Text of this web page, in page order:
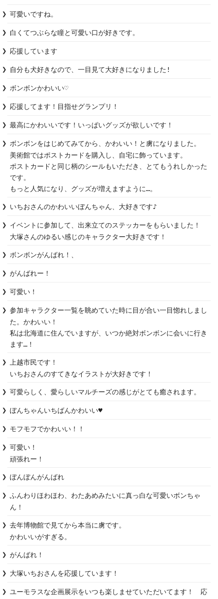
可愛いですね。
白くてつぶらな瞳と可愛い口が好きです。
応援しています
自分も犬好きなので、一目見て大好きになりました!
ボンボンかわいい♡
応援してます！目指せグランプリ！
最高にかわいいです！いっぱいグッズが欲しいです！
ボンボンをはじめてみてから、かわいい！と虜になりました。
美術館ではポストカードを購入し、自宅に飾っています。
ポストカードと同じ柄のシールもいただき、とてもうれしかった
です。
もっと人気になり、グッズが増えますように…。
いちおさんのかわいいぼんちゃん、大好きです♪
イベントに参加して、出来立てのステッカーをもらいました！
大塚さんのゆるい感じのキャラクター大好きです！
ボンボンがんばれ！、
がんばれー！
可愛い！
参加キャラクター一覧を眺めていた時に目が合い一目惚れしまし
た。かわいい！
私は北海道に住んでいますが、いつか絶対ボンボンに会いに行き
ます…！
上越市民です！
いちおさんのすてきなイラストが大好きです！
可愛らしく、愛らしいマルチーズの感じがとても癒されます。
ぼんちゃんいちばんかわいい♥
モフモフでかわいい！！
可愛い！
頑張れー！
ぼんぼんがんばれ
ふんわりほわほわ、わたあめみたいに真っ白な可愛いボンちゃ
ん！
去年博物館で見てから本当に虜です。
かわいいがすぎる。
がんばれ！
大塚いちおさんを応援しています！
ユーモラスな企画展示をいつも楽しませていただいてます！　応